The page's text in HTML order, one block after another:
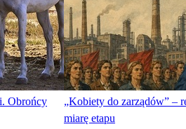
Obrońcy
„Kobiety do zarządów” –
miarę etapu